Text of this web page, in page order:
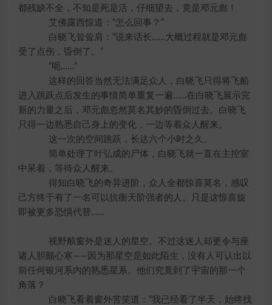
都残缺不全，不知是死是活，仔细望去，竟是邓元彪！
艾佛露西惊道：“怎么回事？”
白晓飞耸耸肩：“说来话长……大概过程就是邓元彪
受了点伤，昏倒了。”
“呃……”
这样的回答当然无法满足众人，白晓飞只得将飞船
进入跳跃点后发生的事情简单重复一遍……在白晓飞展示完
新的力量之后，邓元彪忽然莫名其妙的昏倒过去。白晓飞
只得一边熟悉自己身上的变化，一边等着众人醒来。
这一次的空间跳跃，长达六个小时之久。
简单处理了叶弘成的尸体，白晓飞就一直在主控室
中呆着，等待众人醒来。
得知白晓飞的奇异进阶，众人全都惊喜莫名，感叹
己方终于有了一名可以抗衡天阶强者的人。只是这惊喜旋
即被更多恐惧代替……
视野舷窗外是迷人的星空。不过这迷人却更令与座
诸人胆颤心寒——因为那星空是如此陌生，没有人可认出以
前任何银河系内的熟悉星系。他们究竟到了宇宙的那一个
角落？
白晓飞看着窗外苦笑道：“我已经看了半天，始终找